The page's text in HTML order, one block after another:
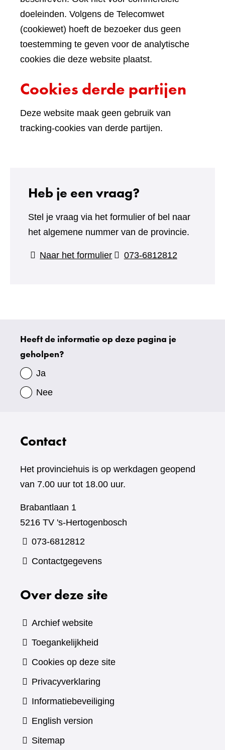
doeleinden. Volgens de Telecomwet
(cookiewet) hoeft de bezoeker dus geen
toestemming te geven voor de analytische
cookies die deze website plaatst.
Cookies derde partijen
Deze website maak geen gebruik van
tracking-cookies van derde partijen.
Heb je een vraag?
Stel je vraag via het formulier of bel naar
het algemene nummer van de provincie.
Naar het formulier(verwijst
073-6812812
Uw
gegevens
Heeft de informatie op deze pagina je
geholpen?
Ja
Nee
Contact
Het provinciehuis is op werkdagen geopend
van 7.00 uur tot 18.00 uur.
Brabantlaan 1
5216 TV 's-Hertogenbosch
073-6812812
Contactgegevens
Over deze site
Archief website
Toegankelijkheid
Cookies op deze site
Privacyverklaring
Informatiebeveiliging
English version
Sitemap